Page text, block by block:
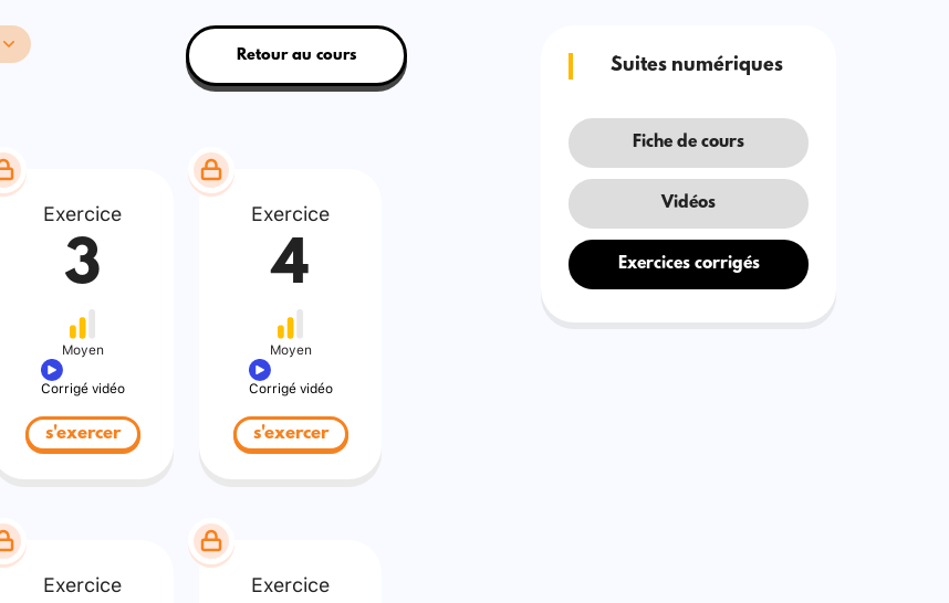
Retour au cours
Exercice
3
Moyen
Corrigé vidéo
s'exercer
Exercice
4
Moyen
Corrigé vidéo
s'exercer
Exercice Exercice
Suites numériques
Fiche de cours
Vidéos
Exercices corrigés